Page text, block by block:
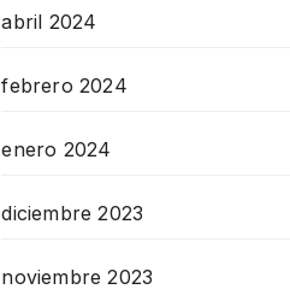
abril 2024
febrero 2024
enero 2024
diciembre 2023
noviembre 2023